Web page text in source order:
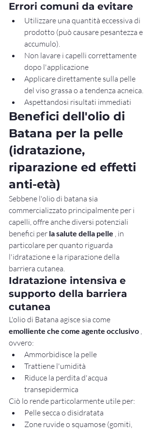
Errori comuni da evitare
Utilizzare una quantità eccessiva di
prodotto (può causare pesantezza e
accumulo).
Non lavare i capelli correttamente
dopo l'applicazione
Applicare direttamente sulla pelle
del viso grassa o a tendenza acneica.
Aspettandosi risultati immediati
Benefici dell'olio di
Batana per la pelle
(idratazione,
riparazione ed effetti
anti-età)
Sebbene l'olio di batana sia
commercializzato principalmente per i
capelli, offre anche diversi potenziali
benefici per la salute della pelle , in
particolare per quanto riguarda
l'idratazione e la riparazione della
barriera cutanea.
Idratazione intensiva e
supporto della barriera
cutanea
L'olio di Batana agisce sia come
emolliente che come agente occlusivo ,
ovvero:
Ammorbidisce la pelle
Trattiene l'umidità
Riduce la perdita d'acqua
transepidermica
Ciò lo rende particolarmente utile per:
Pelle secca o disidratata
Zone ruvide o squamose (gomiti,